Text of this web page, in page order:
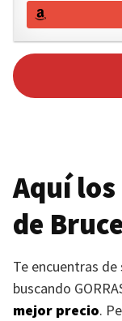
Aquí
de
Te encuentras
buscando
mejor precio.